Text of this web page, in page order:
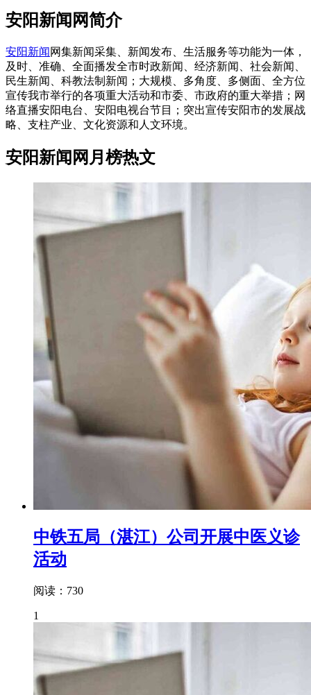
安阳新闻网简介
安阳新闻 网集新闻采集、新闻发布、生活服务等功能为一体，
及时、准确、全面播发全市时政新闻、经济新闻、社会新闻、
民生新闻、科教法制新闻；大规模、多角度、多侧面、全方位
宣传我市举行的各项重大活动和市委、市政府的重大举措；网
络直播安阳电台、安阳电视台节目；突出宣传安阳市的发展战
略、支柱产业、文化资源和人文环境。
安阳新闻网月榜热文
中铁五局（湛江）公司开展中医义诊
活动
阅读：730
1